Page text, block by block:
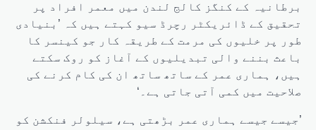
برطانیہ کے کنگز کالج لندن میں معمر افراد پر
تحقیق کے ڈائریکٹر رچرڈ سیو کہتے ہیں کہ ’بنیادی
طور پر خلیوں کی مرمت کے طریقہ کار جو کینسر کا
باعث بننے والی تبدیلیوں کے آغاز کو روک سکتے
ہیں، ہماری عمر کے ساتھ ساتھ ان کی کام کرنے کی
صلاحیت میں کمی آتی جاتی ہے۔‘
’جیسے جیسے ہماری عمر بڑھتی ہے، سیلولر فنکشن کو